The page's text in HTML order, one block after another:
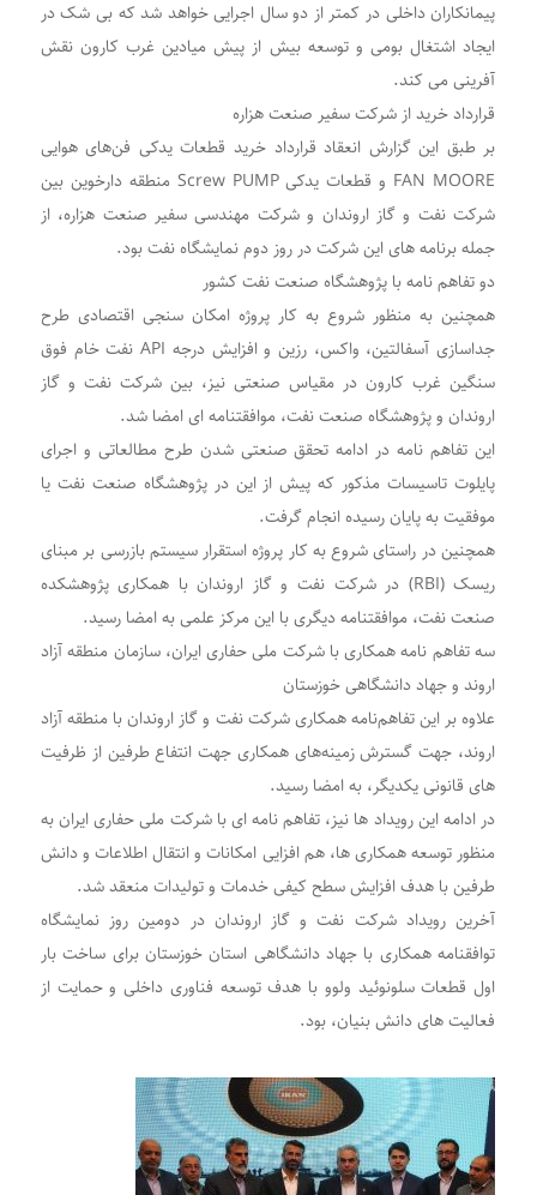
پیمانکاران داخلی در کمتر از دو سال اجرایی خواهد شد که بی شک در
ایجاد اشتغال بومی و توسعه بیش از پیش میادین غرب کارون نقش
آفرینی می کند.
قرارداد خرید از شرکت سفیر صنعت هزاره
بر طبق این گزارش انعقاد قرارداد خرید قطعات یدکی فن‌های هوایی
FAN MOORE و قطعات یدکی Screw PUMP منطقه دارخوین بین
شرکت نفت و گاز اروندان و شرکت مهندسی سفیر صنعت هزاره، از
جمله برنامه های این شرکت در روز دوم نمایشگاه نفت بود.
دو تفاهم نامه با پژوهشگاه صنعت نفت کشور
همچنین به منظور شروع به کار پروژه‌ امکان سنجی اقتصادی طرح
جداسازی آسفالتین، واکس، رزین و افزایش درجه API نفت خام فوق
سنگین غرب کارون در مقیاس صنعتی نیز، بین شرکت نفت و گاز
اروندان و پژوهشگاه صنعت نفت، موافقتنامه ای امضا شد.
این تفاهم نامه در ادامه تحقق صنعتی شدن طرح مطالعاتی و اجرای
پایلوت تاسیسات مذکور که پیش از این در پژوهشگاه صنعت نفت یا
موفقیت به پایان رسیده انجام گرفت.
همچنین در راستای شروع به کار پروژه استقرار سیستم بازرسی بر مبنای
ریسک (RBI) در شرکت نفت و گاز اروندان با همکاری پژوهشکده
صنعت نفت، موافقتنامه دیگری با این مرکز علمی به امضا رسید.
سه تفاهم نامه همکاری با شرکت ملی حفاری ایران، سازمان منطقه آزاد
اروند و جهاد دانشگاهی خوزستان
علاوه بر این تفاهم‌نامه همکاری شرکت نفت و گاز اروندان با منطقه آزاد
اروند، جهت گسترش زمینه‌های همکاری جهت انتفاع طرفین از ظرفیت
های قانونی یکدیگر، به امضا رسید.
در ادامه این رویداد ها نیز، تفاهم نامه ای با شرکت ملی حفاری ایران به
منظور توسعه همکاری ها، هم افزایی امکانات و انتقال اطلاعات و دانش
طرفین با هدف افزایش سطح کیفی خدمات و تولیدات منعقد شد.
آخرین رویداد شرکت نفت و گاز اروندان در دومین روز نمایشگاه
توافقنامه همکاری با جهاد دانشگاهی استان خوزستان برای ساخت بار
اول قطعات سلونوئید ولوو با هدف توسعه فناوری داخلی و حمایت از
فعالیت های دانش بنیان، بود.